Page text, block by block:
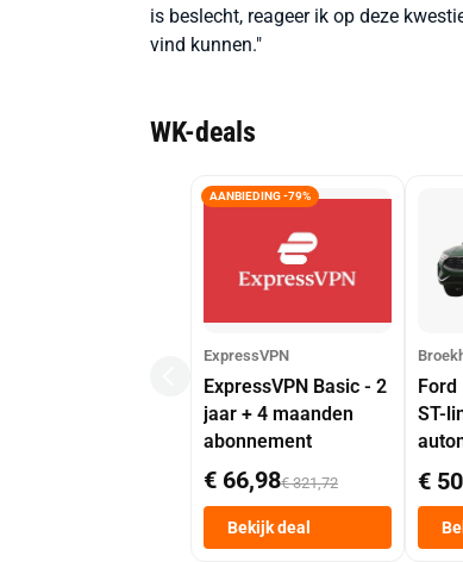
is beslecht, reageer ik op deze
vind kunnen."
WK-deals
AANBIEDING -79%
ExpressVPN
ExpressVPN Basic - 2
jaar + 4 maanden
abonnement
€ 66,98€ 321,72
Bekijk deal
Ford
ST-
€